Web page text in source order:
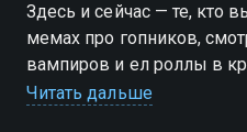
Здесь и сейчас — те, кто
мемах про гопников,
вампиров и ел роллы в
курьеры, дизайнеры,
Читать дальше